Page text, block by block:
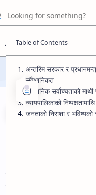
अन्तरिम
नेपालको संविधान २०७२ को
अन्तरिम सरकार र
संवैधानिकत
संवैधानिक सर्वोच्चताको
न्यायपालिकाको
जनताको निराशा र भविष्यको